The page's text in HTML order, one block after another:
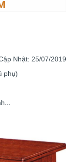
Nhật: 25/07/2019
phụ)